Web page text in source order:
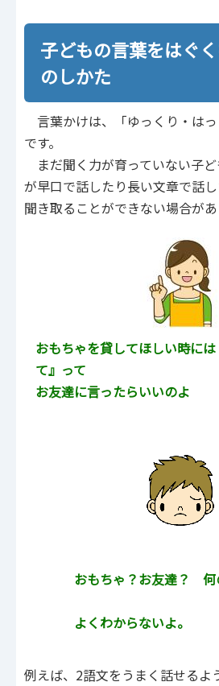
子どもの言葉をはぐ
のしかた
言葉かけは、「ゆっくり・は
です。
まだ聞く力が育っていない子
が早口で話したり長い文章で話
聞き取ることができない場合があ
おもちゃを貸してほしい時に
て』って
お友達に言ったらいいのよ
おもちゃ？お友達？ 何
よくわからないよ。
例えば、2語文をうまく話せるよ